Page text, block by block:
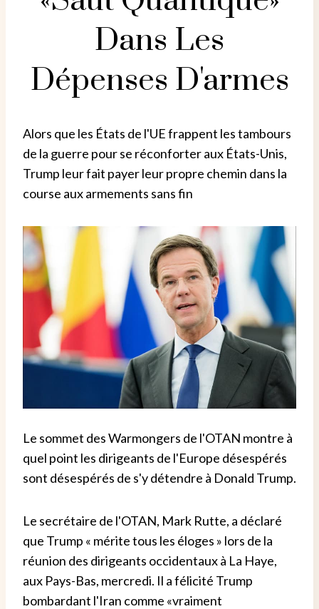
Dans Les
Dépenses D'armes
Alors que les États de l'UE frappent les tambours
de la guerre pour se réconforter aux États-Unis,
Trump leur fait payer leur propre chemin dans la
course aux armements sans fin
Le sommet des Warmongers de l'OTAN montre à
quel point les dirigeants de l'Europe désespérés
sont désespérés de s'y détendre à Donald Trump.
Le secrétaire de l'OTAN, Mark Rutte, a déclaré
que Trump « mérite tous les éloges » lors de la
réunion des dirigeants occidentaux à La Haye,
aux Pays-Bas, mercredi. Il a félicité Trump
bombardant l'Iran comme «vraiment